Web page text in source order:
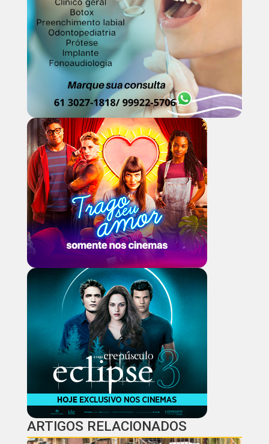
ARTIGOS RELACIONADOS